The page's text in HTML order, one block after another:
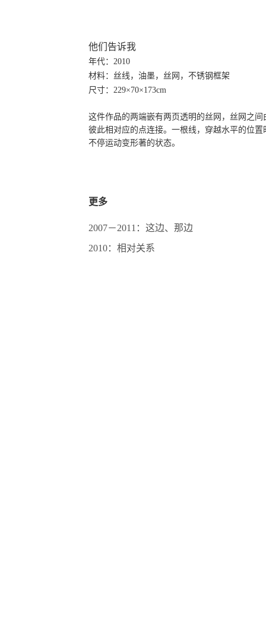
他们告诉我
年代：2010
材料：丝线，油墨，丝网，不锈钢框架
尺寸：229×70×173cm
这件作品的两端嵌有两页透明的丝网，丝网之
彼此相对应的点连接。一根线，穿越水平的位
不停运动变形著的状态。
更多
2007－2011：这边、那边
2010：相对关系